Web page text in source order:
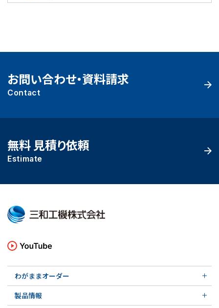
お問い合わせ・資料請求
Contact
無料 見積り依頼
Estimate
わがままオーダー
実例ご紹介
製品情報